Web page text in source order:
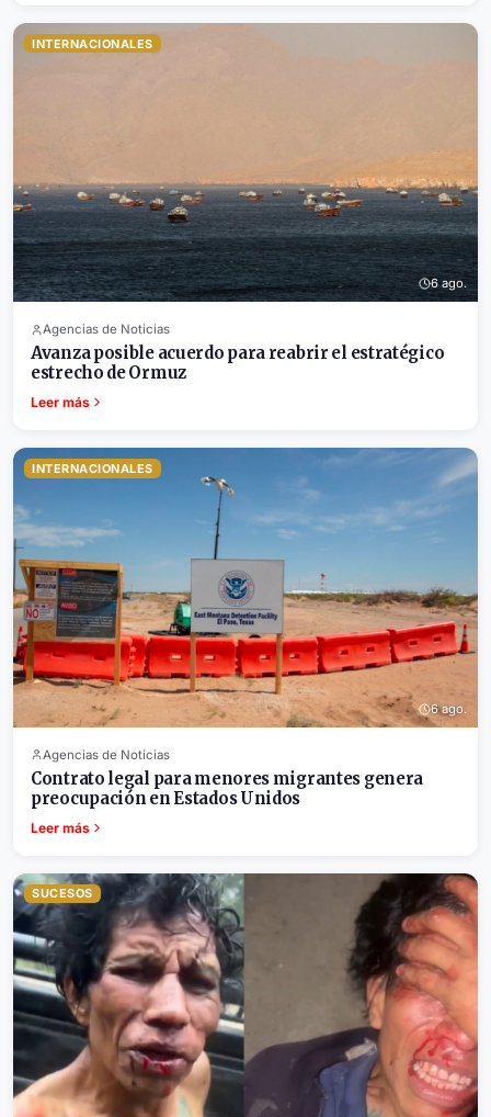
INTERNACIONALES
6 ago.
Agencias de Noticias
Avanza posible acuerdo para reabrir el estratégico
estrecho de Ormuz
Leer más
INTERNACIONALES
6 ago.
Agencias de Noticias
Contrato legal para menores migrantes genera
preocupación en Estados Unidos
Leer más
SUCESOS